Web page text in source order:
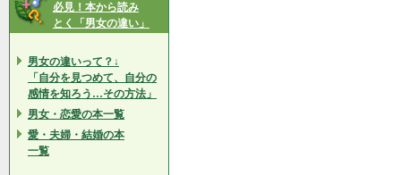
必見！本から読み
とく「男女の違い」
男女の違いって？↓
「自分を見つめて、自分の
感情を知ろう…その方法」
男女・恋愛の本一覧
愛・夫婦・結婚の本
一覧